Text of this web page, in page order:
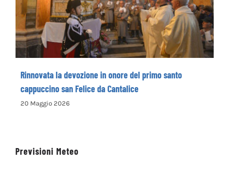
Rinnovata la devozione in onore del primo santo
cappuccino san Felice da Cantalice
20 Maggio 2026
Previsioni Meteo